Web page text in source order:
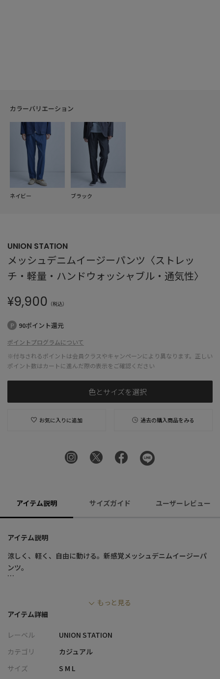
カラーバリエーション
ネイビー ブラック
UNION STATION
メッシュデニムイージーパンツ〈ストレッ
チ・軽量・ハンドウォッシャブル・通気性〉
¥9,900 （税込）
90ポイント還元
ポイントプログラムについて
※付与されるポイントは会員クラスやキャンペーンにより異なります。正しい
ポイント数はカートに進んだ際の表示をご確認ください
色とサイズを選択
お気に入りに追加 過去の購入商品をみる
アイテム説明 サイズガイド ユーザーレビュー
アイテム説明
涼しく、軽く、自由に動ける。新感覚メッシュデニムイージーパ
ンツ。
・デニムのルックスを保ちながら、メッシュ構造で通気性と軽さ
を兼ね備えた春夏仕様の機能素材
穿き心地
・ウエストゴムシャーリング仕様でサイズ許容があり、リラック
・従来モデルよりシルエットにゆとりを持たせた、新型リラック
もっと見る
アイテム詳細
レーベル
UNION STATION
カテゴリ
カジュアル
サイズ
S M L